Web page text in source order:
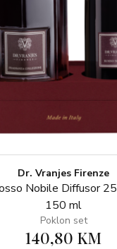
Dr. Vranjes Firenze
Nobile Diffusor
150 ml
Poklon set
140,80 KM